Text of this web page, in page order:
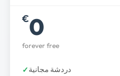
€0
forever free
دردشة مجانية